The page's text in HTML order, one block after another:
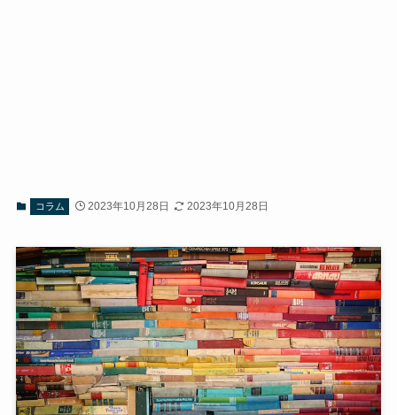
コラム 2023年10月28日 2023年10月28日